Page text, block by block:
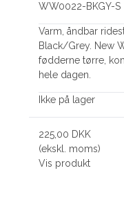
WW0022-BKGY-S
Varm, åndbar
Black/Grey. New
fødderne tørre,
hele dagen.
Ikke på lager
225,00 DKK
(ekskl. moms)
Vis produkt